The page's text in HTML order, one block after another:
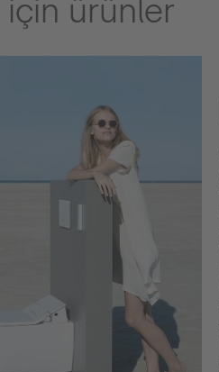
için ürünler